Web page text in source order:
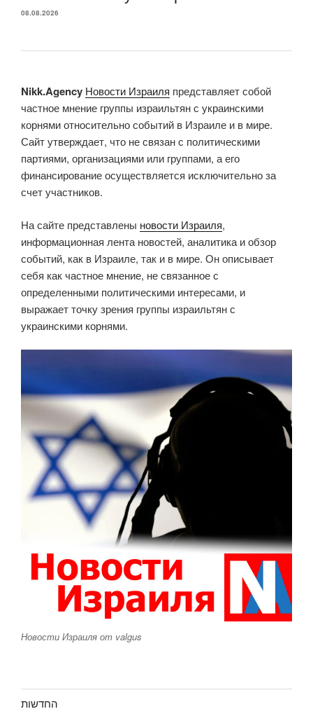
08.08.2026
Nikk.Agency Новости Израиля представляет собой
частное мнение группы израильтян с украинскими
корнями относительно событий в Израиле и в мире.
Сайт утверждает, что не связан с политическими
партиями, организациями или группами, а его
финансирование осуществляется исключительно за
счет участников.
На сайте представлены новости Израиля,
информационная лента новостей, аналитика и обзор
событий, как в Израиле, так и в мире. Он описывает
себя как частное мнение, не связанное с
определенными политическими интересами, и
выражает точку зрения группы израильтян с
украинскими корнями.
Новости Израиля от valgus
החדשות